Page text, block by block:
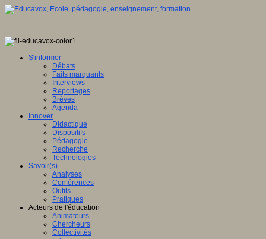
S'informer
Débats
Faits marquants
Interviews
Reportages
Brèves
Agenda
Innover
Didactique
Dispositifs
Pédagogie
Recherche
Technologies
Savoir(s)
Analyses
Conférences
Outils
Pratiques
Acteurs de l'éducation
Animateurs
Chercheurs
Collectivités